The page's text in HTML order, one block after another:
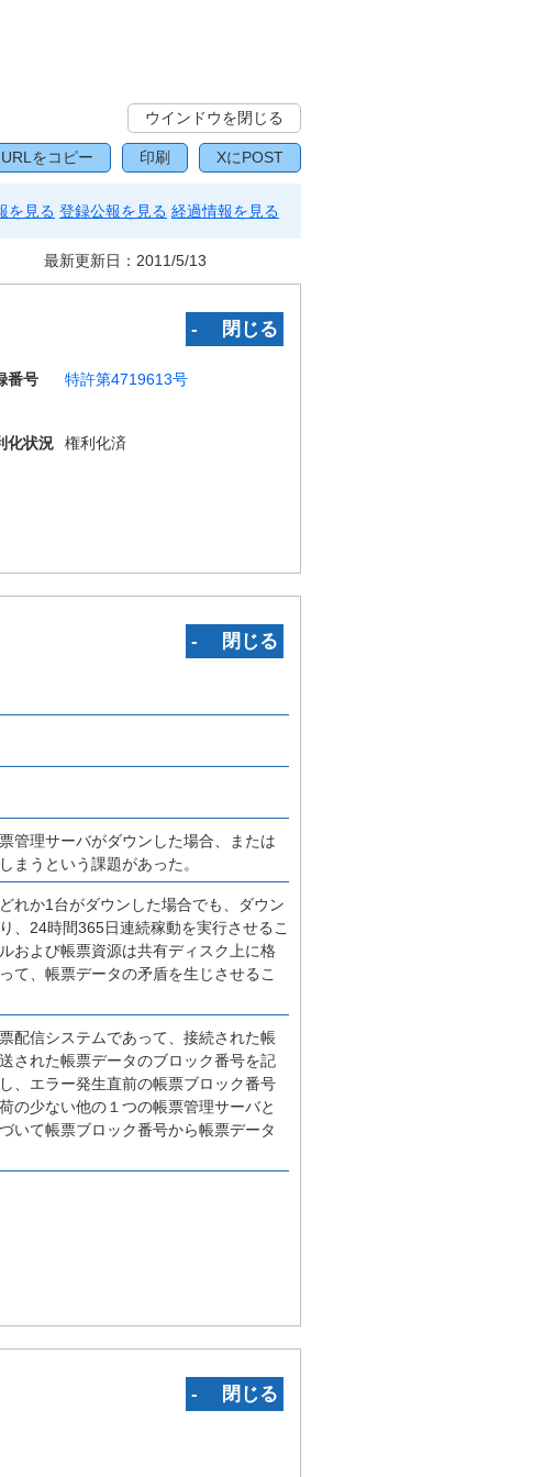
ウインドウを閉じる
をコピー 印刷 XにPOST
を見る 登録公報を見る 経過情報を見る
最新更新日： 2011/5/13
‐ 閉じる
番号
特許第4719613号
化状況
権利化済
‐ 閉じる
管理サーバがダウンした場合、または
まうという課題があった。
れか1台がダウンした場合でも、ダウン
、24時間365日連続稼動を実行させるこ
および帳票資源は共有ディスク上に格
て、帳票データの矛盾を生じさせるこ
配信システムであって、接続された帳
された帳票データのブロック番号を記
、エラー発生直前の帳票ブロック番号
の少ない他の１つの帳票管理サーバと
いて帳票ブロック番号から帳票データ
‐ 閉じる